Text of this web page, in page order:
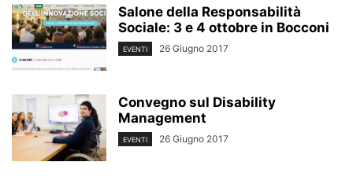
Salone della Responsabilità
Sociale: 3 e 4 ottobre in Bocconi
EVENTI 26 Giugno 2017
Convegno sul Disability
Management
EVENTI 26 Giugno 2017